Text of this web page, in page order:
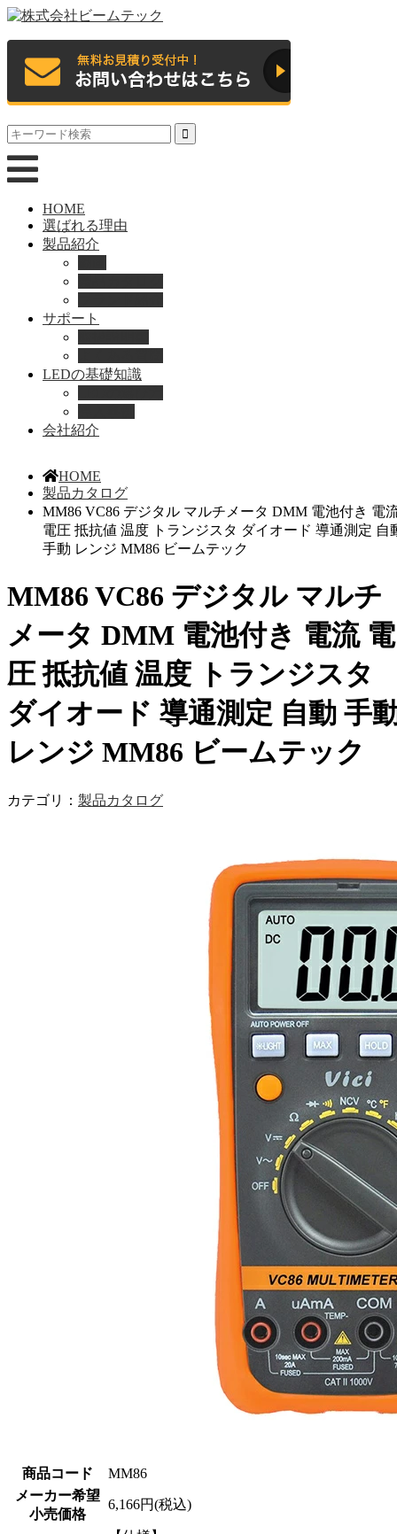
HOME
選ばれる理由
製品紹介
サポート
LEDの基礎知識
会社紹介
HOME
製品カタログ
MM86 VC86 デジタル マルチメータ DMM 電池付き 電
電圧 抵抗値 温度 トランジスタ ダイオード 導通測定 自
手動 レンジ MM86 ビームテック
MM86 VC86 デジタル マルチ
メータ DMM 電池付き 電流 電
圧 抵抗値 温度 トランジスタ
ダイオード 導通測定 自動 手
レンジ MM86 ビームテック
カテゴリ： 製品カタログ
商品コード
MM86
メーカー希望
小売価格
6,166円(税込)